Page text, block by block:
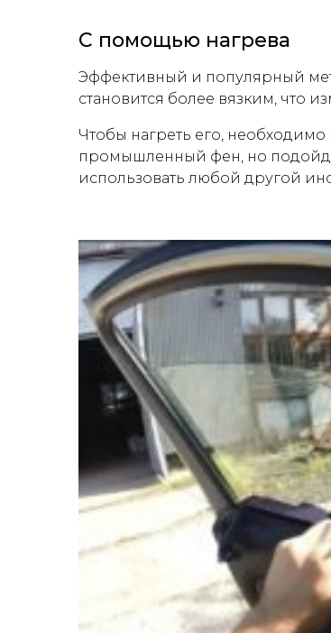
С помощью нагрева
Эффективный и популярный
становится более вязким, что
Чтобы нагреть его,
промышленный фен, но
использовать любой другой